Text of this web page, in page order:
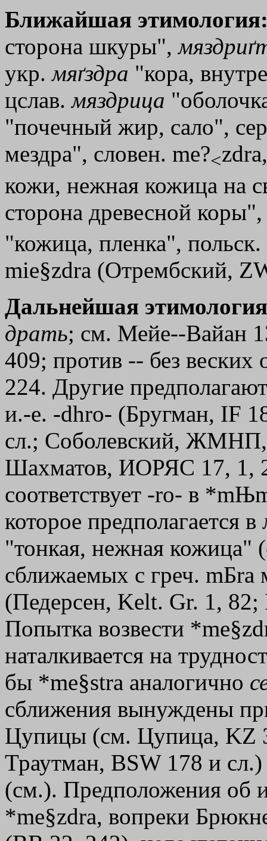
Ближайшая
сторона шкуры",
укр.мяґздра "кора,
цслав.мяздрица
"почечный жир, сало",
мездра", словен. me?<
кожи, нежная кожица на
сторона древесной коры",
"кожица, пленка",
mie§zdrа (Отрембский,
Дальнейшая
драть; см. Мейе--Вайан
409; против -- без
224. Другие
и.-е. -dhro- (Бругман, IF
сл.; Соболевский, ЖМНП,
Шахматов, ИОРЯС 17, 1,
соответствует -rо- в
которое предполагается
"тонкая, нежная кожица"
сближаемых с греч. mБra
(Педерсен, Kelt. Gr. 1,
Попытка возвести
наталкивается на
бы *me§strа аналогично
сближения вынуждены
Цупицы (см. Цупица, KZ
Траутман, ВSW 178 и
(см.). Предположения об
*me§zdra, вопреки